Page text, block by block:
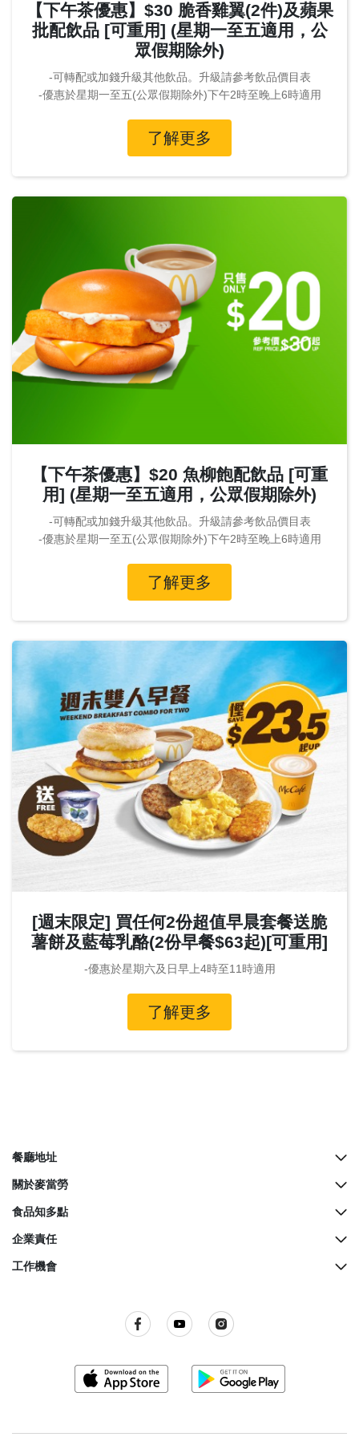
【下午茶優惠】$30 脆香雞翼(2件)及蘋果
批配飲品 [可重用] (星期一至五適用，公
眾假期除外)
-可轉配或加錢升級其他飲品。升級請參考飲品價目表
-優惠於星期一至五(公眾假期除外)下午2時至晚上6時適用
了解更多
【下午茶優惠】$20 魚柳飽配飲品 [可重
用] (星期一至五適用，公眾假期除外)
-可轉配或加錢升級其他飲品。升級請參考飲品價目表
-優惠於星期一至五(公眾假期除外)下午2時至晚上6時適用
了解更多
[週末限定] 買任何2份超值早晨套餐送脆
薯餅及藍莓乳酪(2份早餐$63起)[可重用]
-優惠於星期六及日早上4時至11時適用
了解更多
餐廳地址
所有餐廳地址
McCafé櫃檯地址
關於麥當勞
歷史
餐廳設計
麥當勞親子會
食品知多點
營養資料
麥當勞奇趣百科
企業責任
綠色營運
工作機會